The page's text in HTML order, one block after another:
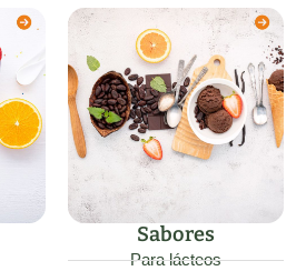
Sabores
Para lácteos